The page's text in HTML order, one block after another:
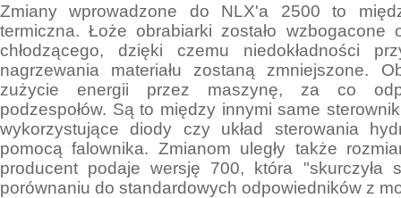
Zmiany wprowadzone do NLX'a 2500 to
termiczna. Łoże obrabiarki zostało wzbogacone
chłodzącego, dzięki czemu niedokładności
nagrzewania materiału zostaną zmniejszone.
zużycie energii przez maszynę, za co
podzespołów. Są to między innymi same
wykorzystujące diody czy układ sterowania
pomocą falownika. Zmianom uległy także
producent podaje wersję 700, która "skurczyła
porównaniu do standardowych odpowiedników z